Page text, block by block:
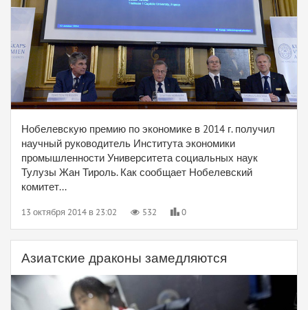
Нобелевскую премию по экономике в 2014 г. получил
научный руководитель Института экономики
промышленности Университета социальных наук
Тулузы Жан Тироль. Как сообщает Нобелевский
комитет...
13 октября 2014 в 23:02 532 0
Азиатские драконы замедляются